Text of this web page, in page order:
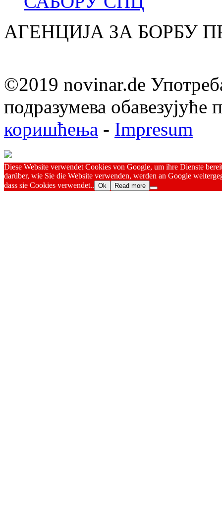
АГЕНЦИЈА ЗА БОРБУ
©2019 novinar.de
подразумева обавезујуће
коришћења - Impresum
Diese Website verwendet Cookies von Google, um ihre Dienste
darüber, wie Sie die Website verwenden, werden an Google
dass sie Cookies verwendet.. Ok Read more